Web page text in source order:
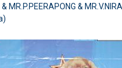
MR.P.PEERAPONG &